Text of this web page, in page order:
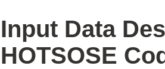
Input Data
HOTSOSE